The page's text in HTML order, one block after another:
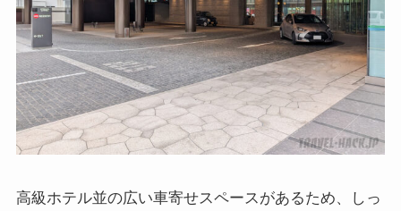
高級ホテル並の広い車寄せスペースがあるため、しっ